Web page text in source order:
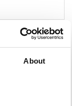
About